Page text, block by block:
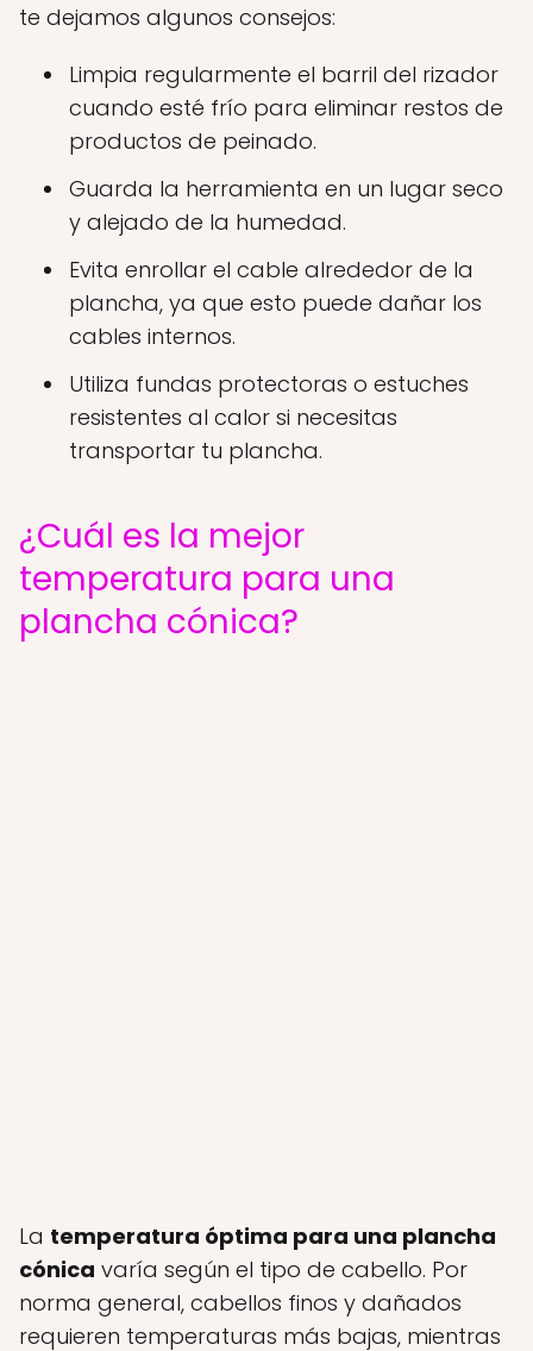
te dejamos algunos consejos:
Limpia regularmente el barril del rizador
cuando esté frío para eliminar restos de
productos de peinado.
Guarda la herramienta en un lugar seco
y alejado de la humedad.
Evita enrollar el cable alrededor de la
plancha, ya que esto puede dañar los
cables internos.
Utiliza fundas protectoras o estuches
resistentes al calor si necesitas
transportar tu plancha.
¿Cuál es la mejor
temperatura para una
plancha cónica?
La temperatura óptima para una plancha
cónica varía según el tipo de cabello. Por
norma general, cabellos finos y dañados
requieren temperaturas más bajas, mientras